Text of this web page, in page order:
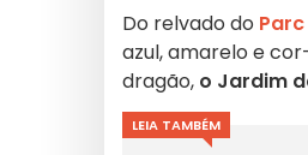
Do relvado do
azul, amarelo e
dragão, o Jardim
LEIA TAMBÉM